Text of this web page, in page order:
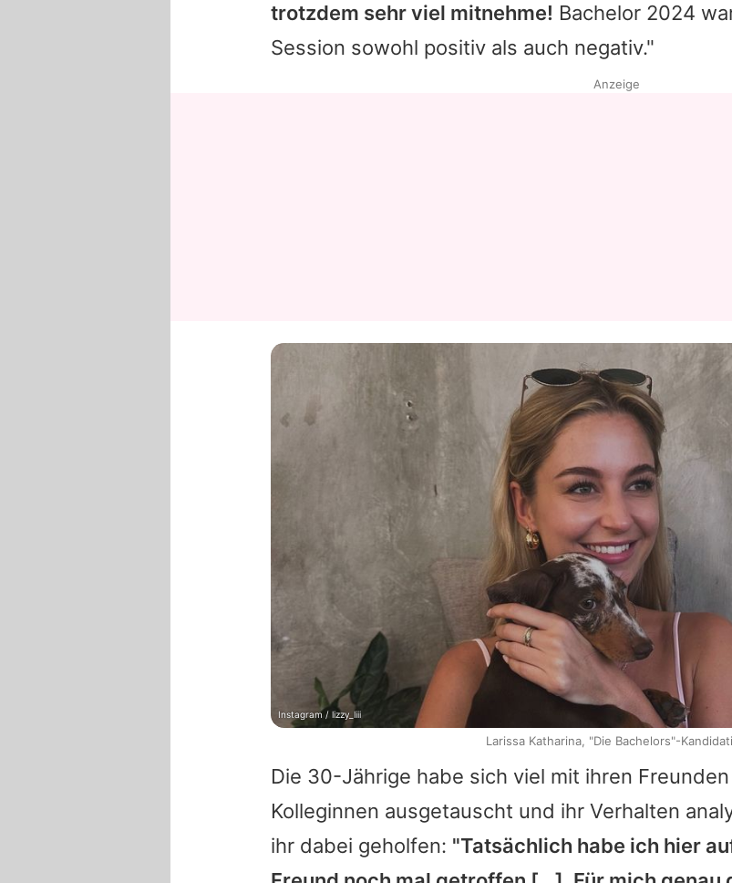
trotzdem sehr viel mitnehme! Bachelor 2024
Session sowohl positiv als auch negativ."
Die 30-Jährige habe sich viel mit ihren
Kolleginnen ausgetauscht und ihr Verhalten
ihr dabei geholfen: "Tatsächlich habe ich hier
Anzeige
Instagram / lizzy_liii
Larissa Katharina, "Die Bachelors"-